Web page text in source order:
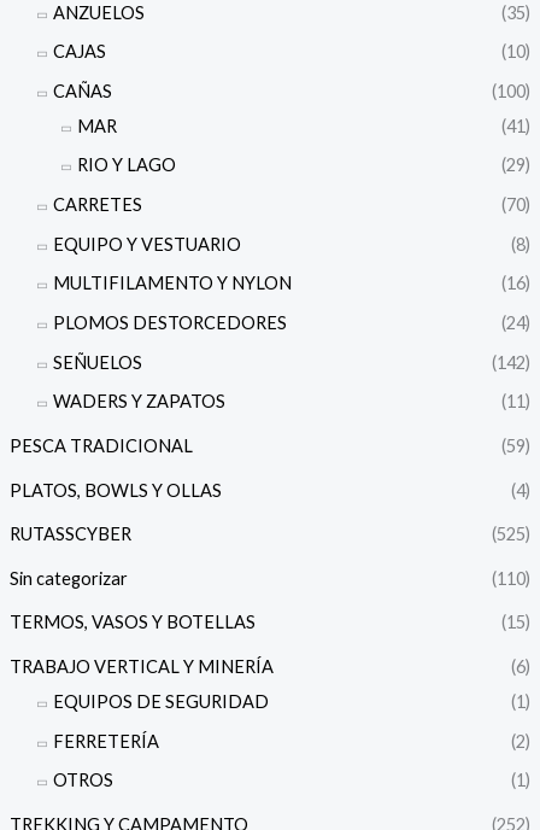
ANZUELOS
(35)
CAJAS
(10)
CAÑAS
(100)
MAR
(41)
RIO Y LAGO
(29)
CARRETES
(70)
EQUIPO Y VESTUARIO
(8)
MULTIFILAMENTO Y NYLON
(16)
PLOMOS DESTORCEDORES
(24)
SEÑUELOS
(142)
WADERS Y ZAPATOS
(11)
PESCA TRADICIONAL (59)
PLATOS, BOWLS Y OLLAS (4)
RUTASSCYBER (525)
Sin categorizar (110)
TERMOS, VASOS Y BOTELLAS (15)
TRABAJO VERTICAL Y MINERÍA
(6)
EQUIPOS DE SEGURIDAD
(1)
FERRETERÍA
(2)
OTROS
(1)
TREKKING Y CAMPAMENTO (252)